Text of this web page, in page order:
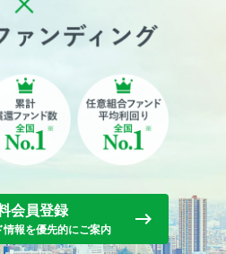
会員登録
情報を優先的にご案内 keyboard_backspace